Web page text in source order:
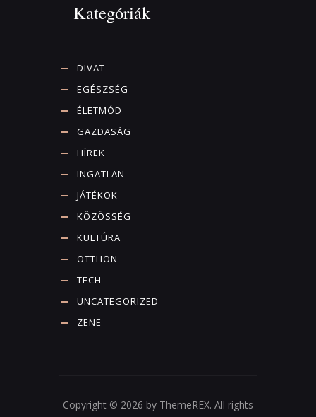
Kategóriák
DIVAT
EGÉSZSÉG
ÉLETMÓD
GAZDASÁG
HÍREK
INGATLAN
JÁTÉKOK
KÖZÖSSÉG
KULTÚRA
OTTHON
TECH
UNCATEGORIZED
ZENE
Copyright © 2026 by ThemeREX. All rights